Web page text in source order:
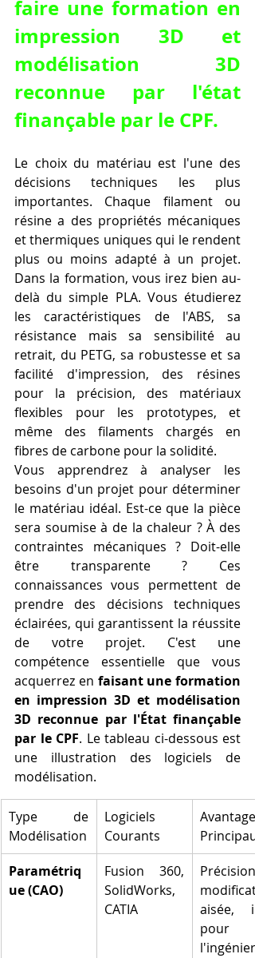
faire une formation en
impression 3D et
modélisation 3D
reconnue par l'état
finançable par le CPF.
Le choix du matériau est l'une des
décisions techniques les plus
importantes. Chaque filament ou
résine a des propriétés mécaniques
et thermiques uniques qui le rendent
plus ou moins adapté à un projet.
Dans la formation, vous irez bien au-
delà du simple PLA. Vous étudierez
les caractéristiques de l'ABS, sa
résistance mais sa sensibilité au
retrait, du PETG, sa robustesse et sa
facilité d'impression, des résines
pour la précision, des matériaux
flexibles pour les prototypes, et
même des filaments chargés en
fibres de carbone pour la solidité.
Vous apprendrez à analyser les
besoins d'un projet pour déterminer
le matériau idéal. Est-ce que la pièce
sera soumise à de la chaleur ? À des
contraintes mécaniques ? Doit-elle
être transparente ? Ces
connaissances vous permettent de
prendre des décisions techniques
éclairées, qui garantissent la réussite
de votre projet. C'est une
compétence essentielle que vous
acquerrez en faisant une formation
en impression 3D et modélisation
3D reconnue par l'État finançable
par le CPF. Le tableau ci-dessous est
une illustration des logiciels de
modélisation.
Type de
Modélisation
Logiciels
Courants
Avantages
Principaux
Paramétriq
ue (CAO)
Fusion 360,
SolidWorks,
CATIA
Précision,
aisée,
pour